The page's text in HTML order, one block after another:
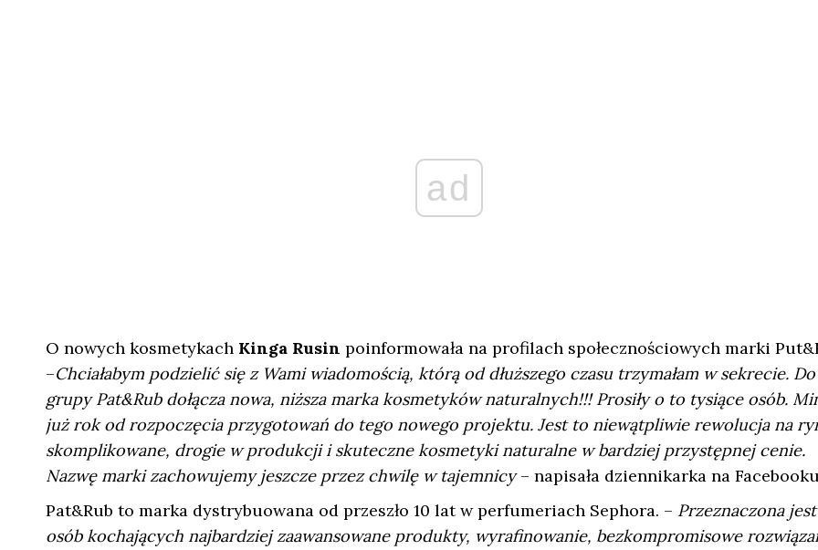
ad
O nowych kosmetykach Kinga Rusin poinformowała na profilach społecznościowych marki
–Chciałabym podzielić się z Wami wiadomością, którą od dłuższego czasu trzymałam w sekrecie. Do
grupy Pat&Rub dołącza nowa, niższa marka kosmetyków naturalnych!!! Prosiły o to tysiące osób.
już rok od rozpoczęcia przygotowań do tego nowego projektu. Jest to niewątpliwie rewolucja na
skomplikowane, drogie w produkcji i skuteczne kosmetyki naturalne w bardziej przystępnej cenie.
Nazwę marki zachowujemy jeszcze przez chwilę w tajemnicy– napisała dziennikarka na
Pat&Rub to marka dystrybuowana od przeszło 10 lat w perfumeriach Sephora. – Przeznaczona
osób kochających najbardziej zaawansowane produkty, wyrafinowanie, bezkompromisowe